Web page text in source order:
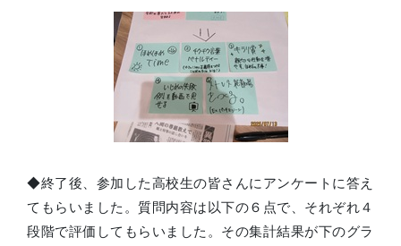
◆終了後、参加した高校生の皆さんにアンケートに答え
てもらいました。質問内容は以下の６点で、それぞれ４
段階で評価してもらいました。その集計結果が下のグラ